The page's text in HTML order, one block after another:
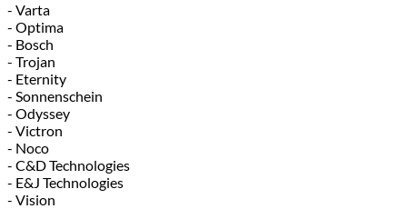
- Varta
- Optima
- Bosch
- Trojan
- Eternity
- Sonnenschein
- Odyssey
- Victron
- Noco
- C&D Technologies
- E&J Technologies
- Vision